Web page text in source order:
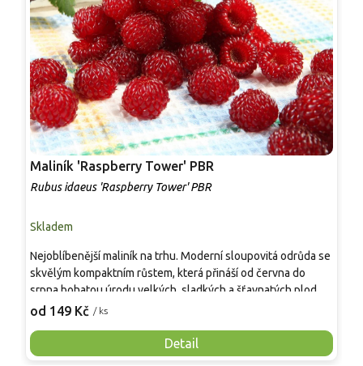
Maliník 'Raspberry Tower' PBR
Rubus idaeus 'Raspberry Tower' PBR
Skladem
od 149 Kč / ks
Detail
Nejoblíbenější maliník na trhu. Moderní sloupovitá odrůda se
skvělým kompaktním růstem, která přináší od června do
srpna bohatou úrodu velkých, sladkých a šťavnatých plodů.
Pevné vzpřímené výhony tvoří elegantní habitus bez
Mrazuvzdornost do −25 °C a spolehlivá vitalita z něj dělají
skvělou volbu pro každého pěstitele.